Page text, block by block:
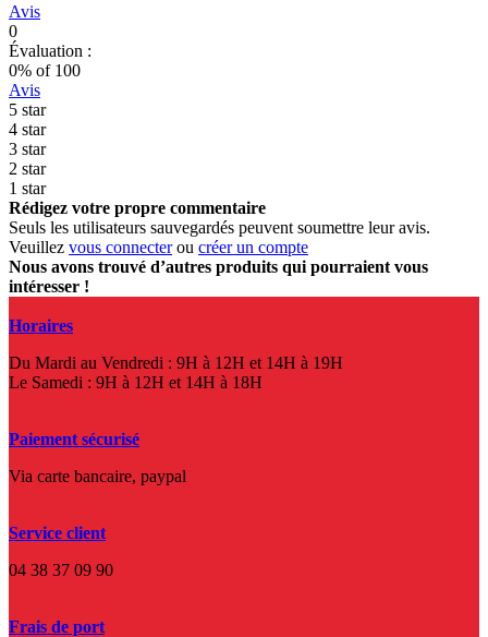
Avis
0
Évaluation :
0% of 100
Avis
5 star
4 star
3 star
2 star
1 star
Rédigez votre propre commentaire
Seuls les utilisateurs sauvegardés peuvent soumettre leur avis.
Veuillez vous connecterou créer un compte
Nous avons trouvé d’autres produits qui pourraient vous
intéresser !
Horaires
Du Mardi au Vendredi : 9H à 12H et 14H à 19H
Le Samedi : 9H à 12H et 14H à 18H
Paiement sécurisé
Via carte bancaire, paypal
Service client
04 38 37 09 90
Frais de port